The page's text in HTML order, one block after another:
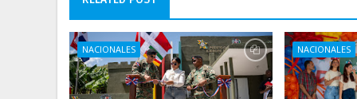
NACIONALES NACIONALES